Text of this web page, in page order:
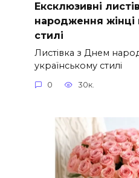
Ексклюзивні
народження жінці
стилі
Листівка з Днем
українському стилі
0 30к.